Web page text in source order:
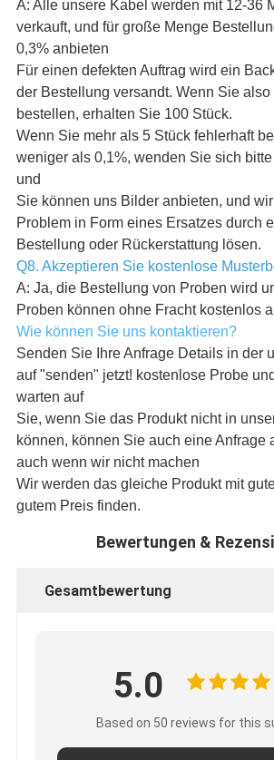
A: Alle unsere Kabel werden mit 12-36
verkauft, und für große Menge
0,3% anbieten
Für einen defekten Auftrag wird ein
der Bestellung versandt. Wenn Sie
bestellen, erhalten Sie 100 Stück.
Wenn Sie mehr als 5 Stück fehlerhaft
weniger als 0,1%, wenden Sie sich
und
Sie können uns Bilder anbieten, und
Problem in Form eines Ersatzes durch
Bestellung oder Rückerstattung lösen.
Q8. Akzeptieren Sie kostenlose
A: Ja, die Bestellung von Proben wird
Proben können ohne Fracht kostenlos
Wie können Sie uns kontaktieren?
Senden Sie Ihre Anfrage Details in der
auf "senden" jetzt! kostenlose Probe
warten auf
Sie, wenn Sie das Produkt nicht in
können, können Sie auch eine Anfrage
auch wenn wir nicht machen
Wir werden das gleiche Produkt mit
gutem Preis finden.
Bewertungen &
Gesamtbewertung
5.0
Based on 50 reviews for this